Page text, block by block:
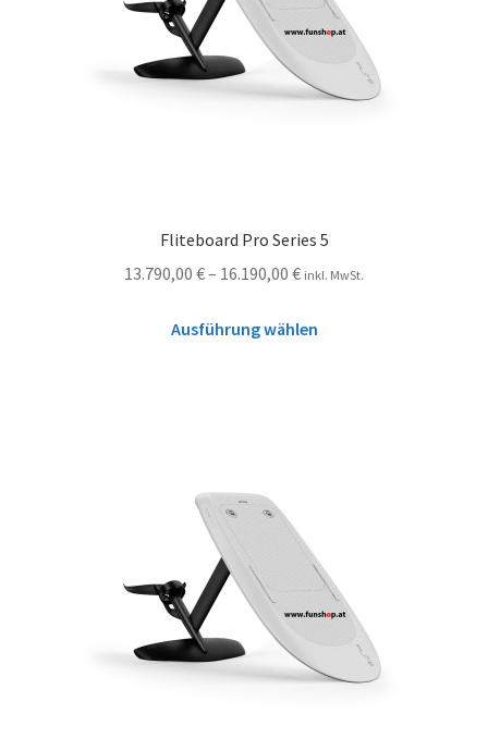
Fliteboard Pro Series 5
13.790,00 €– 16.190,00 € inkl. MwSt.
Ausführung wählen